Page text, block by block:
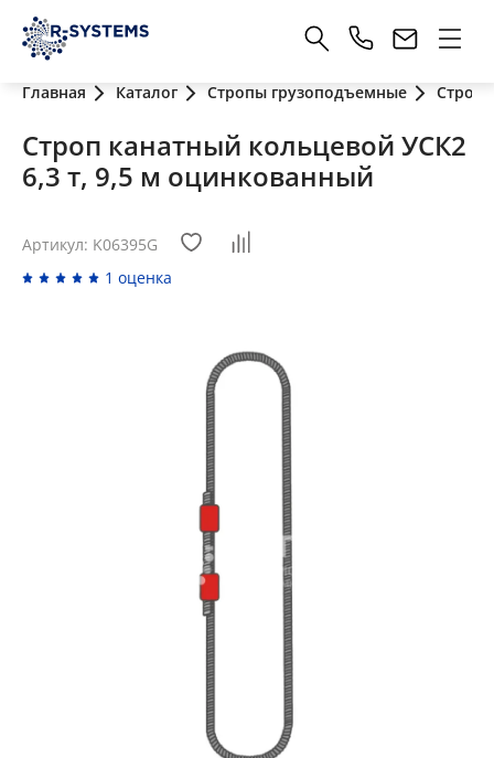
Главная Каталог Стропы грузоподъемные
Строп канатный кольцевой УСК2
6,3 т, 9,5 м оцинкованный
Артикул: K06395G
1 оценка